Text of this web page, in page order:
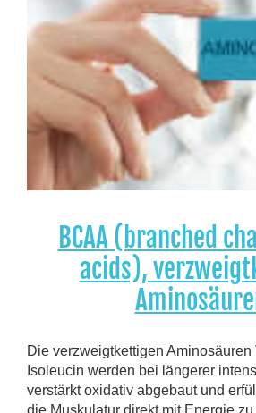
BCAA (branched
acids),
Die verzweigtkettigen Aminosäuren
Isoleucin werden bei längerer
verstärkt oxidativ abgebaut und